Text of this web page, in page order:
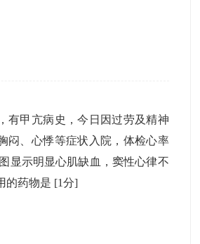
有甲亢病史，今日因过劳及精神
闷、心悸等症状入院，体检心率
显示明显心肌缺血，窦性心律不
的药物是 [1分]